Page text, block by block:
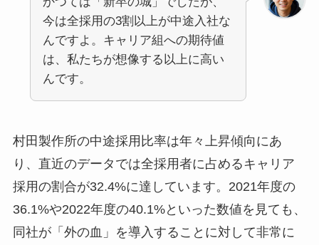
今は全採用の3割以上が中途入社な
んですよ。キャリア組への期待値
は、私たちが想像する以上に高い
んです。
村田製作所の中途採用比率は年々上昇傾向にあ
り、直近のデータでは全採用者に占めるキャリア
採用の割合が32.4%に達しています。2021年度の
36.1%や2022年度の40.1%といった数値を見ても、
同社が「外の血」を導入することに対して非常に